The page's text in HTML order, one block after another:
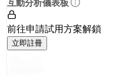
互動分析儀表板
前往申請試用方案解鎖
立即註冊